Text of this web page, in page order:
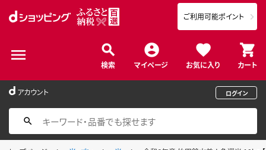
検索 マイページ お気に入り カート
ご利用可能ポイント
アカウント ログイン